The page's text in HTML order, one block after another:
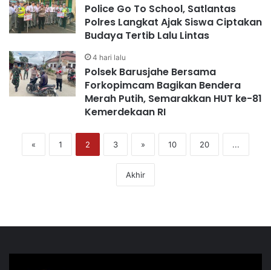
Police Go To School, Satlantas
Polres Langkat Ajak Siswa Ciptakan
Budaya Tertib Lalu Lintas
4 hari lalu
Polsek Barusjahe Bersama
Forkopimcam Bagikan Bendera
Merah Putih, Semarakkan HUT ke-81
Kemerdekaan RI
« 1 2 3 » 10 20 ...
Akhir